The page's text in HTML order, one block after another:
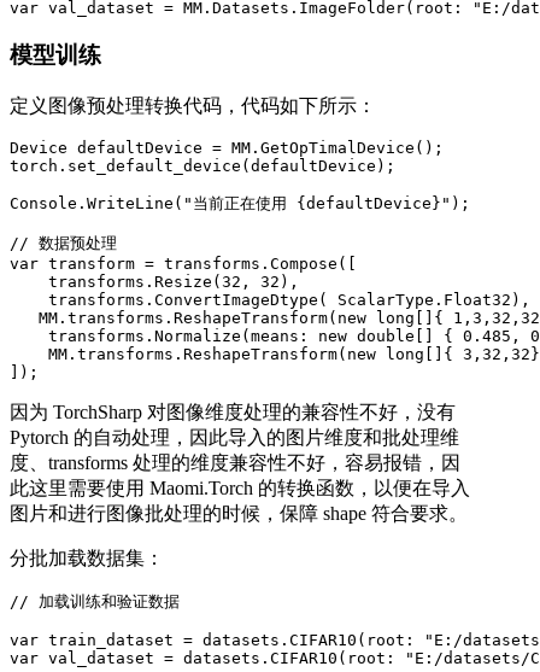
var val_dataset = MM.Datasets.ImageFolder(root:
模型训练
定义图像预处理转换代码，代码如下所示：
Device defaultDevice = MM.GetOpTimalDevice();
torch.set_default_device(defaultDevice);
Console.WriteLine("当前正在使用 {defaultDevice}");
// 数据预处理
var transform = transforms.Compose([
    transforms.Resize(32, 32),
    transforms.ConvertImageDtype( ScalarType.Float32),
MM.transforms.ReshapeTransform(new long[]{
transforms.Normalize(means: new double[] { 0.485,
MM.transforms.ReshapeTransform(new long[]{
]);
因为 TorchSharp 对图像维度处理的兼容性不好，没有
Pytorch 的自动处理，因此导入的图片维度和批处理维
度、transforms 处理的维度兼容性不好，容易报错，因
此这里需要使用 Maomi.Torch 的转换函数，以便在导入
图片和进行图像批处理的时候，保障 shape 符合要求。
分批加载数据集：
// 加载训练和验证数据
var train_dataset = datasets.CIFAR10(root: "E:/
var val_dataset = datasets.CIFAR10(root: "E:/